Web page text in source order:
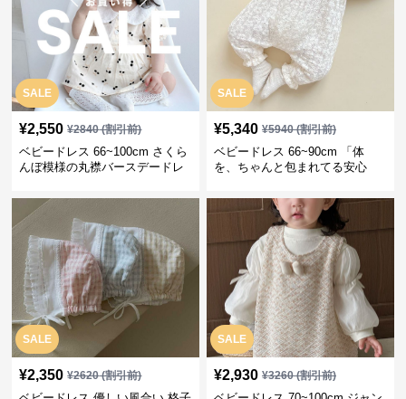
SALE
¥2,550 ¥2840(割引前)
ベビードレス 66~100cm さくら
んぼ模様の丸襟バースデードレ
SALE
¥5,340 ¥5940(割引前)
ベビードレス 66~90cm 「体
を、ちゃんと包まれてる安心
参り
SALE
¥2,350 ¥2620(割引前)
SALE
¥2,930 ¥3260(割引前)